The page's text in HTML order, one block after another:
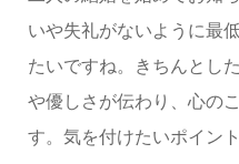
いや失礼がないように最
たいですね。きちんとし
や優しさが伝わり、心の
す。気を付けたいポイン